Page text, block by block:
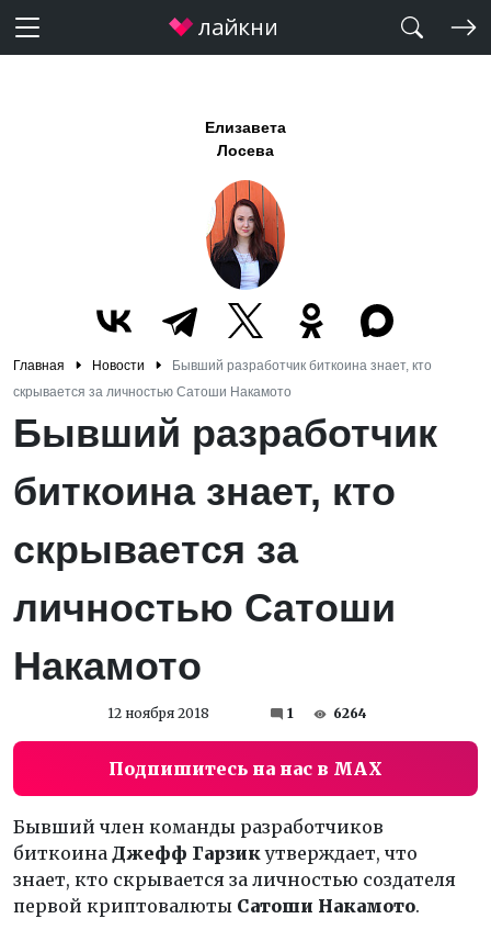
Елизавета
Лосева
Главная Новости
Бывший разработчик биткоина знает, кто
скрывается за личностью Сатоши Накамото
Бывший разработчик
биткоина знает, кто
скрывается за
личностью Сатоши
Накамото
12 ноября 2018 1 6264
Подпишитесь на нас в MAX
Бывший член команды разработчиков
биткоина Джефф Гарзикутверждает, что
знает, кто скрывается за личностью создателя
первой криптовалюты Сатоши Накамото.